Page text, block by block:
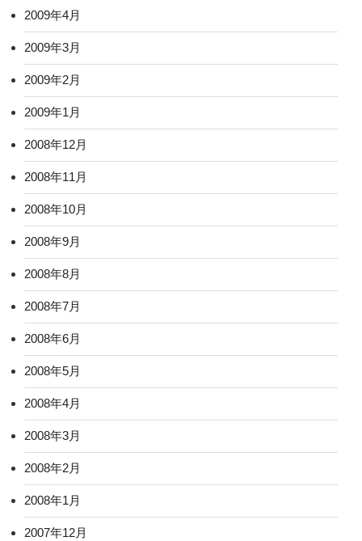
2009年4月
2009年3月
2009年2月
2009年1月
2008年12月
2008年11月
2008年10月
2008年9月
2008年8月
2008年7月
2008年6月
2008年5月
2008年4月
2008年3月
2008年2月
2008年1月
2007年12月